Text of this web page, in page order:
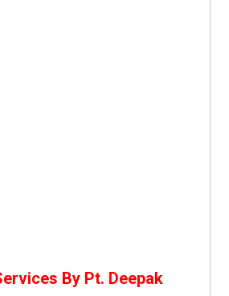
By Pt. Deepak